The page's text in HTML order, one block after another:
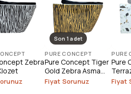
Zebra
Son 1 adet
PURE CONCEPT
Pure Concept Tiger
Gold Zebra Asma
Klozet
Fiyat Sorunuz
PURE
Pure
Fiyat